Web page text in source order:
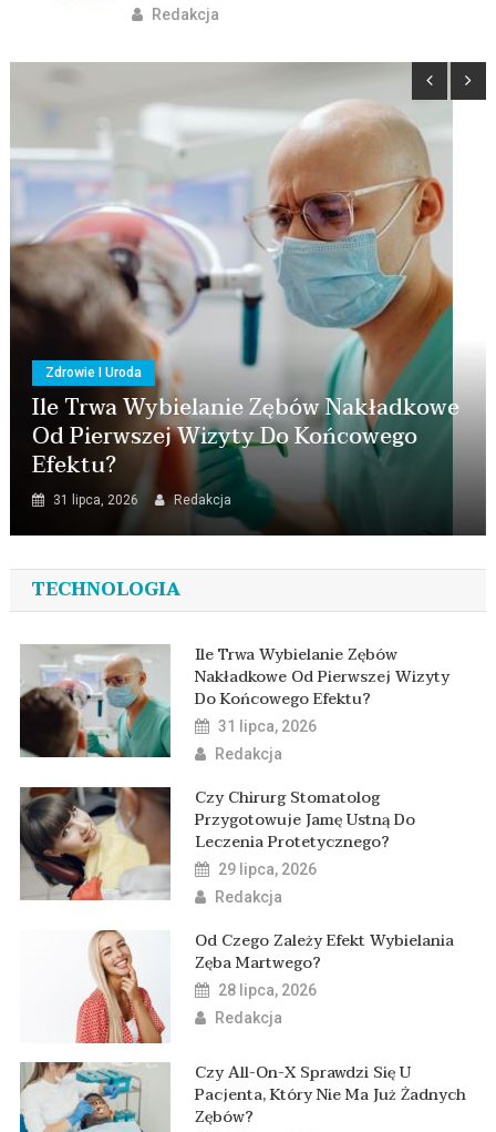
Redakcja
Zębów Nakładkowe
Wizyty Do Końcowego
Redakcja
Zdrowie I Uroda
Czy
Jamę
TECHNOLOGIA
Ile Trwa Wybielanie Zębów
Nakładkowe Od Pierwszej Wizyty
Do Końcowego Efektu?
31 lipca, 2026
Redakcja
Czy Chirurg Stomatolog
Przygotowuje Jamę Ustną Do
Leczenia Protetycznego?
29 lipca, 2026
Redakcja
Od Czego Zależy Efekt Wybielania
Zęba Martwego?
28 lipca, 2026
Redakcja
Czy All-On-X Sprawdzi Się U
Pacjenta, Który Nie Ma Już Żadnych
Zębów?